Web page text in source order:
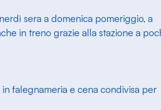
sera a domenica pomeriggio, a
in treno grazie alla stazione a
falegnameria e cena condivisa per